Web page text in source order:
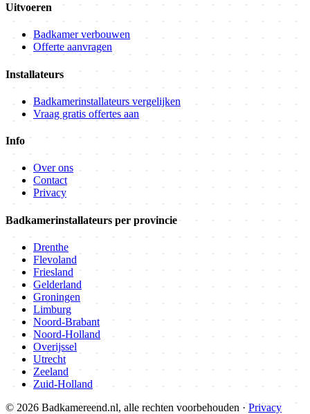
Uitvoeren
Badkamer verbouwen
Offerte aanvragen
Installateurs
Badkamerinstallateurs vergelijken
Vraag gratis offertes aan
Info
Over ons
Contact
Privacy
Badkamerinstallateurs per provincie
Drenthe
Flevoland
Friesland
Gelderland
Groningen
Limburg
Noord-Brabant
Noord-Holland
Overijssel
Utrecht
Zeeland
Zuid-Holland
© 2026 Badkamereend.nl, alle rechten voorbehouden · Privacy